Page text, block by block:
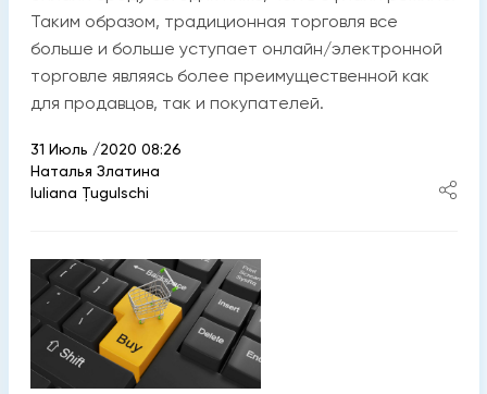
Таким образом, традиционная торговля все
больше и больше уступает онлайн/электронной
торговле являясь более преимущественной как
для продавцов, так и покупателей.
31 Июль /2020 08:26
Наталья Златина
Iuliana Țugulschi